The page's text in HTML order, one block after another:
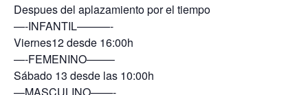
Despues del aplazamiento por el tiempo
—-INFANTIL———-
Viernes12 desde 16:00h
—-FEMENINO——–
Sábado 13 desde las 10:00h
—MASCULINO——-